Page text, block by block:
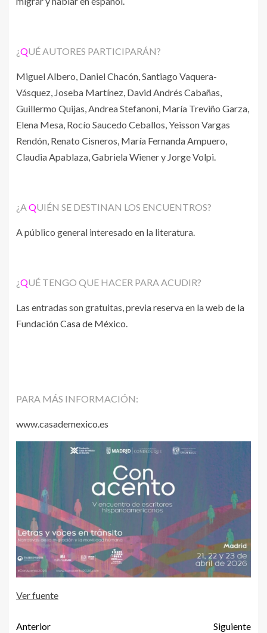
¿QUÉ AUTORES PARTICIPARÁN?
Miguel Albero, Daniel Chacón, Santiago Vaquera-
Vásquez, Joseba Martínez, David Andrés Cabañas,
Guillermo Quijas, Andrea Stefanoni, María Treviño Garza,
Elena Mesa, Rocío Saucedo Ceballos, Yeisson Vargas
Rendón, Renato Cisneros, María Fernanda Ampuero,
Claudia Apablaza, Gabriela Wiener y Jorge Volpi.
¿A QUIÉN SE DESTINAN LOS ENCUENTROS?
A público general interesado en la literatura.
¿QUÉ TENGO QUE HACER PARA ACUDIR?
Las entradas son gratuitas, previa reserva en laweb de la
Fundación Casa de México.
PARA MÁS INFORMACIÓN:
www.casademexico.es
Ver fuente
Anterior
Siguiente